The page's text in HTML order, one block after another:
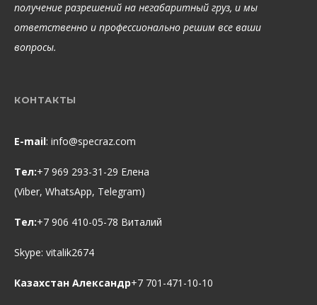
получение разрешений на негабаритный груз, и мы
ответственно и профессионально решим все ваши
вопросы.
КОНТАКТЫ
E-mail: info@specraz.com
Тел:+7 969 293-31-29 Елена
(Viber, WhatsApp, Telegram)
Тел:+7 906 410-05-78 Виталий
Skype: vitalik2674
Казахстан Александр+7 701-471-10-10